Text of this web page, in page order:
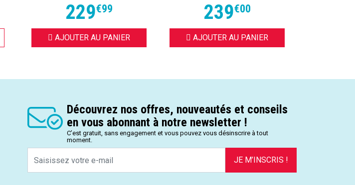
229€99
AJOUTER AU PANIER
239€00
AJOUTER AU PANIER
Découvrez nos offres, nouveautés et conseils
en vous abonnant à notre newsletter !
C’est gratuit, sans engagement et vous pouvez vous désinscrire à tout
moment.
JE M’INSCRIS !